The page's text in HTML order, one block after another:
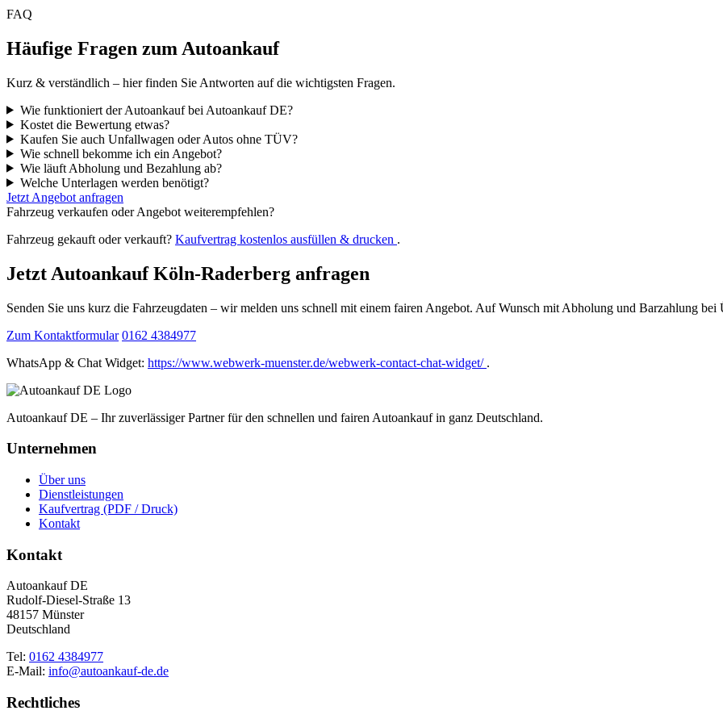
FAQ
Häufige Fragen zum Autoankauf
Kurz & verständlich – hier finden Sie Antworten auf die wichtigsten Fragen.
Wie funktioniert der Autoankauf bei Autoankauf DE?
Kostet die Bewertung etwas?
Kaufen Sie auch Unfallwagen oder Autos ohne TÜV?
Wie schnell bekomme ich ein Angebot?
Wie läuft Abholung und Bezahlung ab?
Welche Unterlagen werden benötigt?
Jetzt Angebot anfragen
Fahrzeug verkaufen oder Angebot weiterempfehlen?
Fahrzeug gekauft oder verkauft? Kaufvertrag kostenlos ausfüllen & drucken .
Jetzt Autoankauf Köln-Raderberg anfragen
Senden Sie uns kurz die Fahrzeugdaten – wir melden uns schnell mit einem fairen Angebot. Auf Wunsch mit Abholung und Barzahlung bei
Zum Kontaktformular 0162 4384977
WhatsApp & Chat Widget: https://www.webwerk-muenster.de/webwerk-contact-chat-widget/ .
Autoankauf DE – Ihr zuverlässiger Partner für den schnellen und fairen Autoankauf in ganz Deutschland.
Unternehmen
Über uns
Dienstleistungen
Kaufvertrag (PDF / Druck)
Kontakt
Kontakt
Autoankauf DE
Rudolf-Diesel-Straße 13
48157 Münster
Deutschland
Tel: 0162 4384977
E-Mail: info@autoankauf-de.de
Rechtliches